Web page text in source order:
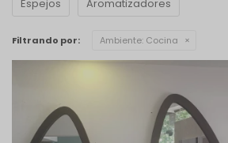
Espejos Aromatizadores
Filtrando por: Ambiente: Cocina